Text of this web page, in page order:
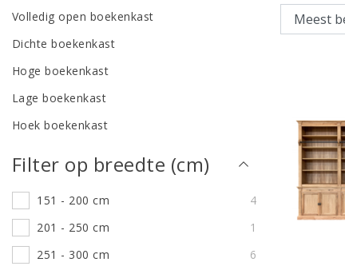
Volledig open boekenkast
Dichte boekenkast
Hoge boekenkast
Lage boekenkast
Hoek boekenkast
Filter op breedte (cm)
151 - 200 cm
4
201 - 250 cm
1
251 - 300 cm
6